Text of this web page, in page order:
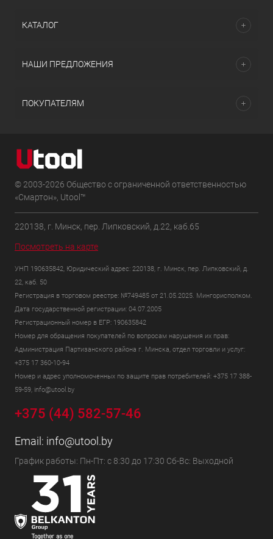
КАТАЛОГ
НАШИ ПРЕДЛОЖЕНИЯ
ПОКУПАТЕЛЯМ
© 2003-2026 Общество с ограниченной ответственностью
«Смартон», Utool™
220138, г. Минск, пер. Липковский, д.22, каб.65
Посмотреть на карте
УНП 190635842, Юридический адрес: 220138, г. Минск, пер. Липковский, д.
22, каб. 50
Регистрация в торговом реестре: №749485 от 21.05.2025. Мингорисполком.
Дата государственной регистрации: 04.07.2005
Регистрационный номер в ЕГР: 190635842
Номер для обращения покупателей по вопросам нарушения их прав:
Администрация Партизанского района г. Минска, отдел торговли и услуг:
+375 17 360-10-94
Номер и адрес уполномоченных по защите прав потребителей: +375 17 388-
59-59, info@utool.by
+375 (44) 582-57-46
Email: info@utool.by
График работы: Пн-Пт: с 8:30 до 17:30 Сб-Вс: Выходной